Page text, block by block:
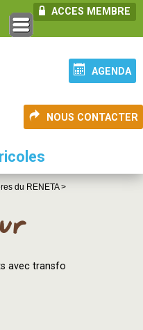
ACCES MEMBRE
AGENDA
NOUS CONTACTER
du RENETA >
avec transfo